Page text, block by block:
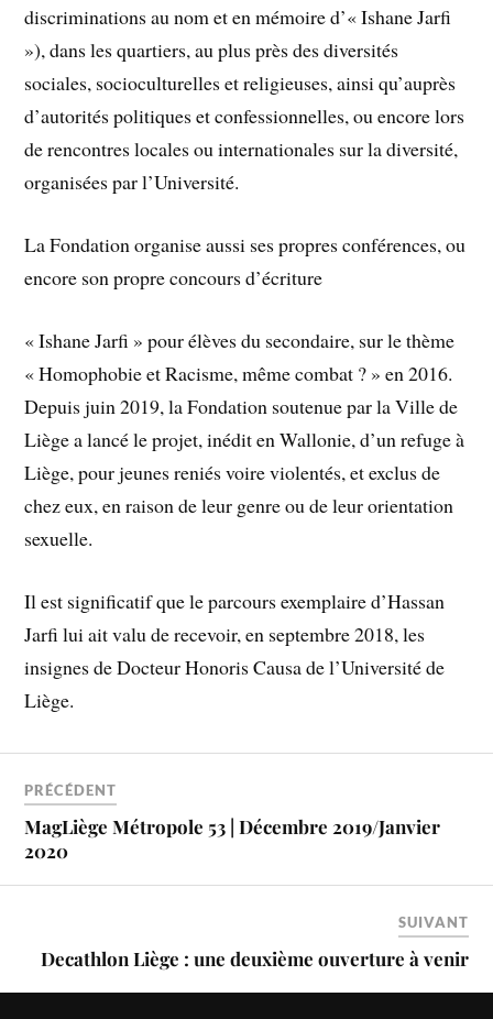
discriminations au nom et en mémoire d’« Ishane Jarfi
»), dans les quartiers, au plus près des diversités
sociales, socioculturelles et religieuses, ainsi qu’auprès
d’autorités politiques et confessionnelles, ou encore lors
de rencontres locales ou internationales sur la diversité,
organisées par l’Université.
La Fondation organise aussi ses propres conférences, ou
encore son propre concours d’écriture
« Ishane Jarfi » pour élèves du secondaire, sur le thème
« Homophobie et Racisme, même combat ? » en 2016.
Depuis juin 2019, la Fondation soutenue par la Ville de
Liège a lancé le projet, inédit en Wallonie, d’un refuge à
Liège, pour jeunes reniés voire violentés, et exclus de
chez eux, en raison de leur genre ou de leur orientation
sexuelle.
Il est significatif que le parcours exemplaire d’Hassan
Jarfi lui ait valu de recevoir, en septembre 2018, les
insignes de Docteur Honoris Causa de l’Université de
Liège.
PRÉCÉDENT
MagLiège Métropole 53 | Décembre 2019/Janvier
2020
SUIVANT
Decathlon Liège : une deuxième ouverture à venir